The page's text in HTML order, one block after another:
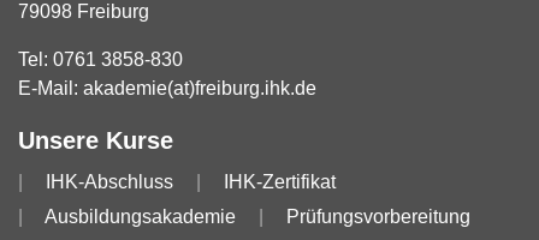
79098 Freiburg
Tel: 0761 3858-830
E-Mail: akademie(at)freiburg.ihk.de
Unsere Kurse
IHK-Abschluss
IHK-Zertifikat
Ausbildungsakademie
Prüfungsvorbereitung